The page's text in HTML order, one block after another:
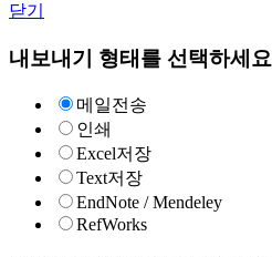
닫기
내보내기 형태를 선택하세요
메일전송
인쇄
Excel저장
Text저장
EndNote / Mendeley
RefWorks